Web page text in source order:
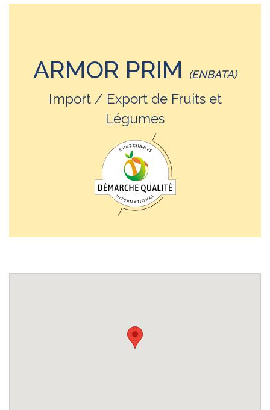
ARMOR PRIM (ENBATA)
Import / Export de Fruits et
Légumes